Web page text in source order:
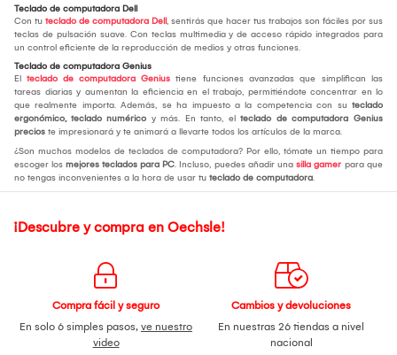
Teclado de computadora Dell
Con tu teclado de computadora Dell, sentirás que hacer tus trabajos son fáciles por sus
teclas de pulsación suave. Con teclas multimedia y de acceso rápido integrados para
un control eficiente de la reproducción de medios y otras funciones.
Teclado de computadora Genius
El teclado de computadora Genius tiene funciones avanzadas que simplifican las
tareas diarias y aumentan la eficiencia en el trabajo, permitiéndote concentrar en lo
que realmente importa. Además, se ha impuesto a la competencia con su teclado
ergonómico, teclado numérico y más. En tanto, el teclado de computadora Genius
precios te impresionará y te animará a llevarte todos los artículos de la marca.
¿Son muchos modelos de teclados de computadora? Por ello, tómate un tiempo para
escoger los mejores teclados para PC. Incluso, puedes añadir una silla gamer para que
no tengas inconvenientes a la hora de usar tu teclado de computadora.
¡Descubre y compra en Oechsle!
Compra fácil y seguro
En solo 6 simples pasos, ve nuestro
video
Cambios y devoluciones
En nuestras 26 tiendas a nivel
nacional